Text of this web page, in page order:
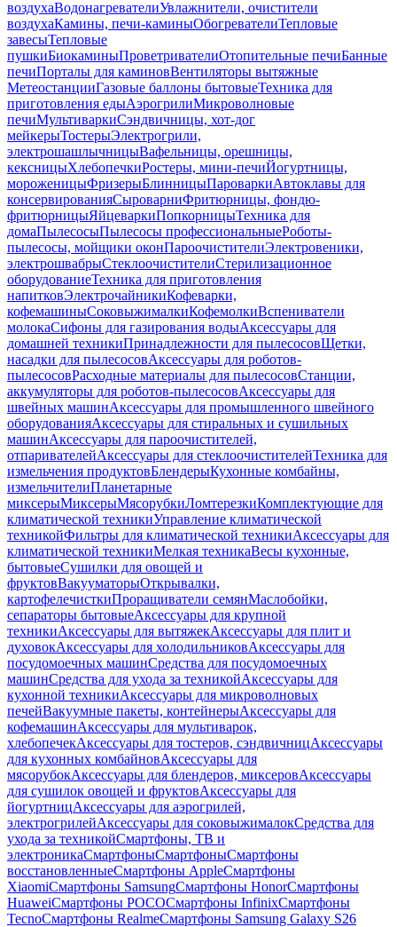
воздухаВодонагревателиУвлажнители, очистители
воздухаКамины, печи-каминыОбогревателиТепловые
завесыТепловые
пушкиБиокаминыПроветривателиОтопительные печиБанные
печиПорталы для каминовВентиляторы вытяжные
МетеостанцииГазовые баллоны бытовыеТехника для
приготовления едыАэрогрилиМикроволновые
печиМультиваркиСэндвичницы, хот-дог
мейкерыТостерыЭлектрогрили,
электрошашлычницыВафельницы, орешницы,
кексницыХлебопечкиРостеры, мини-печиЙогуртницы,
мороженицыФризерыБлинницыПароваркиАвтоклавы для
консервированияСыроварниФритюрницы, фондю-
фритюрницыЯйцеваркиПопкорницыТехника для
домаПылесосыПылесосы профессиональныеРоботы-
пылесосы, мойщики оконПароочистителиЭлектровеники,
электрошвабрыСтеклоочистителиСтерилизационное
оборудованиеТехника для приготовления
напитковЭлектрочайникиКофеварки,
кофемашиныСоковыжималкиКофемолкиВспениватели
молокаСифоны для газирования водыАксессуары для
домашней техникиПринадлежности для пылесосовЩетки,
насадки для пылесосовАксессуары для роботов-
пылесосовРасходные материалы для пылесосовСтанции,
аккумуляторы для роботов-пылесосовАксессуары для
швейных машинАксессуары для промышленного швейного
оборудованияАксессуары для стиральных и сушильных
машинАксессуары для пароочистителей,
отпаривателейАксессуары для стеклоочистителейТехника для
измельчения продуктовБлендерыКухонные комбайны,
измельчителиПланетарные
миксерыМиксерыМясорубкиЛомтерезкиКомплектующие для
климатической техникиУправление климатической
техникойФильтры для климатической техникиАксессуары для
климатической техникиМелкая техникаВесы кухонные,
бытовыеСушилки для овощей и
фруктовВакууматорыОткрывалки,
картофелечисткиПроращиватели семянМаслобойки,
сепараторы бытовыеАксессуары для крупной
техникиАксессуары для вытяжекАксессуары для плит и
духовокАксессуары для холодильниковАксессуары для
посудомоечных машинСредства для посудомоечных
машинСредства для ухода за техникойАксессуары для
кухонной техникиАксессуары для микроволновых
печейВакуумные пакеты, контейнерыАксессуары для
кофемашинАксессуары для мультиварок,
хлебопечекАксессуары для тостеров, сэндвичницАксессуары
для кухонных комбайновАксессуары для
мясорубокАксессуары для блендеров, миксеровАксессуары
для сушилок овощей и фруктовАксессуары для
йогуртницАксессуары для аэрогрилей,
электрогрилейАксессуары для соковыжималокСредства для
ухода за техникойСмартфоны, ТВ и
электроникаСмартфоныСмартфоныСмартфоны
восстановленныеСмартфоны AppleСмартфоны
XiaomiСмартфоны SamsungСмартфоны HonorСмартфоны
HuaweiСмартфоны POCOСмартфоны InfinixСмартфоны
TecnoСмартфоны RealmeСмартфоны Samsung Galaxy S26